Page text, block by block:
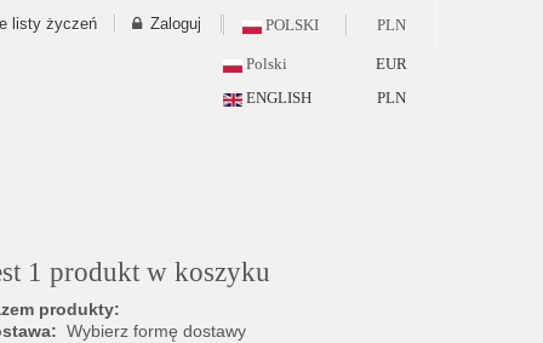
listy życzeń Zaloguj POLSKI
Polski
ENGLISH
PLN
EUR
PLN
1 produkt w koszyku
produkty:
Wybierz formę dostawy